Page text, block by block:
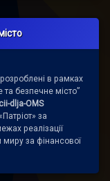
в рамках
та безпечне місто”
dlja-OMS
за
реалізації
за фінансової